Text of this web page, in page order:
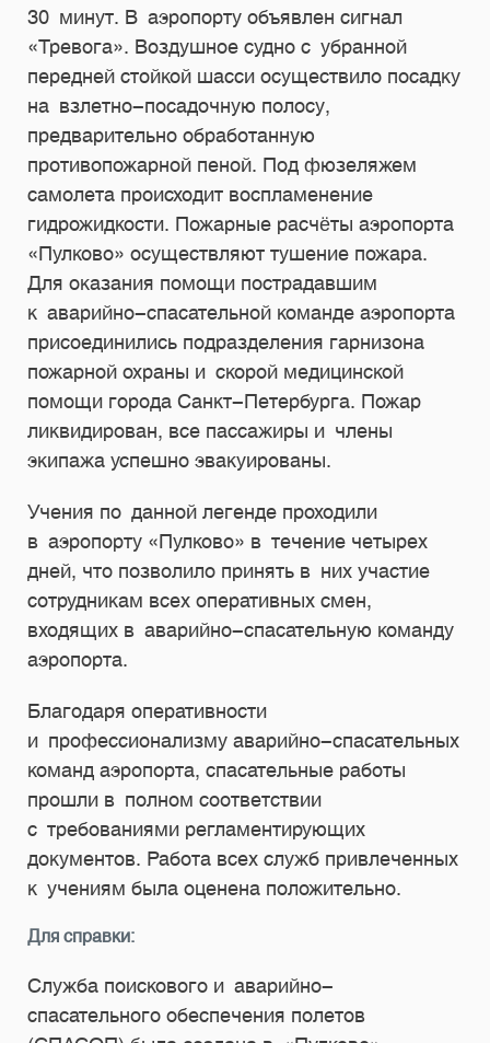
30 минут. В аэропорту объявлен сигнал
«Тревога». Воздушное судно с убранной
передней стойкой шасси осуществило посадку
на взлетно-посадочную полосу,
предварительно обработанную
противопожарной пеной. Под фюзеляжем
самолета происходит воспламенение
гидрожидкости. Пожарные расчёты аэропорта
«Пулково» осуществляют тушение пожара.
Для оказания помощи пострадавшим
к аварийно-спасательной команде аэропорта
присоединились подразделения гарнизона
пожарной охраны и скорой медицинской
помощи города Санкт-Петербурга. Пожар
ликвидирован, все пассажиры и члены
экипажа успешно эвакуированы.
Учения по данной легенде проходили
в аэропорту «Пулково» в течение четырех
дней, что позволило принять в них участие
сотрудникам всех оперативных смен,
входящих в аварийно-спасательную команду
аэропорта.
Благодаря оперативности
и профессионализму аварийно-спасательных
команд аэропорта, спасательные работы
прошли в полном соответствии
с требованиями регламентирующих
документов. Работа всех служб привлеченных
к учениям была оценена положительно.
Для справки:
Служба поискового и аварийно-
спасательного обеспечения полетов